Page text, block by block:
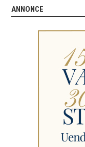
ANNONCE